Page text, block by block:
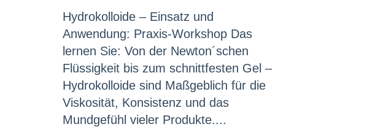
Hydrokolloide – Einsatz und
Anwendung: Praxis-Workshop Das
lernen Sie: Von der Newton´schen
Flüssigkeit bis zum schnittfesten Gel –
Hydrokolloide sind Maßgeblich für die
Viskosität, Konsistenz und das
Mundgefühl vieler Produkte....